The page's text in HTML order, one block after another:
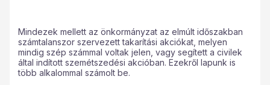
Mindezek mellett az önkormányzat az elmúlt időszakban
számtalanszor szervezett takarítási akciókat, melyen
mindig szép számmal voltak jelen, vagy segített a civilek
által indított szemétszedési akcióban. Ezekről lapunk is
több alkalommal számolt be.